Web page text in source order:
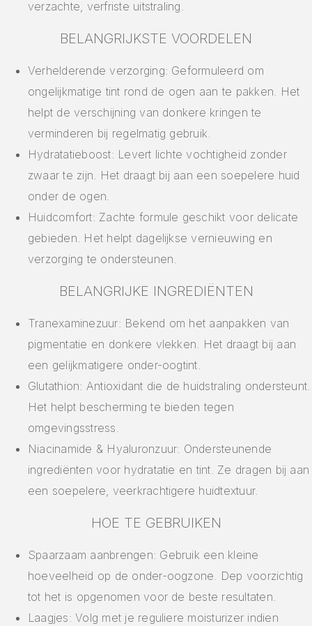
verzachte, verfriste uitstraling.
BELANGRIJKSTE VOORDELEN
Verhelderende verzorging: Geformuleerd om
ongelijkmatige tint rond de ogen aan te pakken. Het
helpt de verschijning van donkere kringen te
verminderen bij regelmatig gebruik.
Hydratatieboost: Levert lichte vochtigheid zonder
zwaar te zijn. Het draagt bij aan een soepelere huid
onder de ogen.
Huidcomfort: Zachte formule geschikt voor delicate
gebieden. Het helpt dagelijkse vernieuwing en
verzorging te ondersteunen.
BELANGRIJKE INGREDIËNTEN
Tranexaminezuur: Bekend om het aanpakken van
pigmentatie en donkere vlekken. Het draagt bij aan
een gelijkmatigere onder-oogtint.
Glutathion: Antioxidant die de huidstraling ondersteunt.
Het helpt bescherming te bieden tegen
omgevingsstress.
Niacinamide & Hyaluronzuur: Ondersteunende
ingrediënten voor hydratatie en tint. Ze dragen bij aan
een soepelere, veerkrachtigere huidtextuur.
HOE TE GEBRUIKEN
Spaarzaam aanbrengen: Gebruik een kleine
hoeveelheid op de onder-oogzone. Dep voorzichtig
tot het is opgenomen voor de beste resultaten.
Laagjes: Volg met je reguliere moisturizer indien